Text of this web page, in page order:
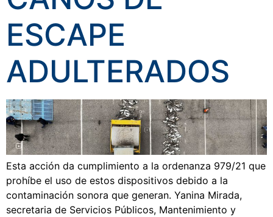
ESCAPE
ADULTERADOS
Esta acción da cumplimiento a la ordenanza 979/21 que
prohíbe el uso de estos dispositivos debido a la
contaminación sonora que generan. Yanina Mirada,
secretaria de Servicios Públicos, Mantenimiento y